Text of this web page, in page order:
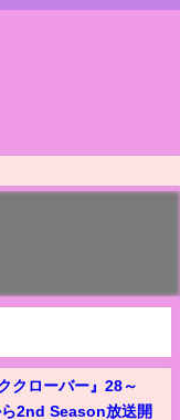
クローバー』28～
2nd Season放送開